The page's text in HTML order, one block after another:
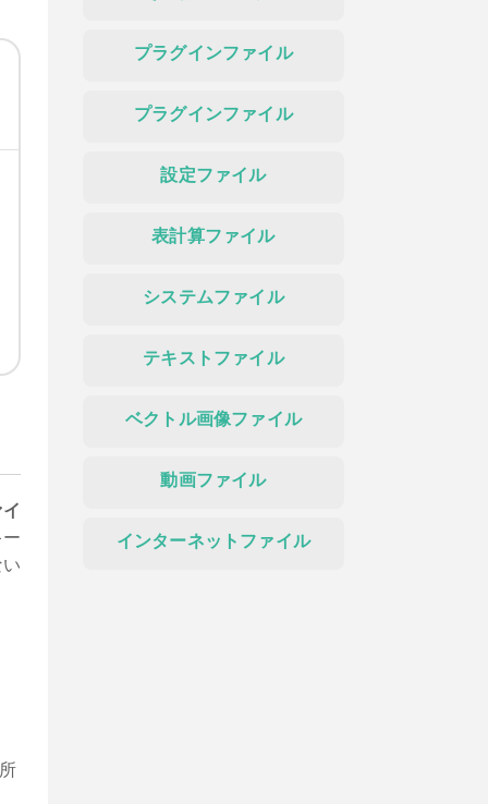
プラグインファイル
プラグインファイル
設定ファイル
表計算ファイル
システムファイル
テキストファイル
ベクトル画像ファイル
動画ファイル
インターネットファイル